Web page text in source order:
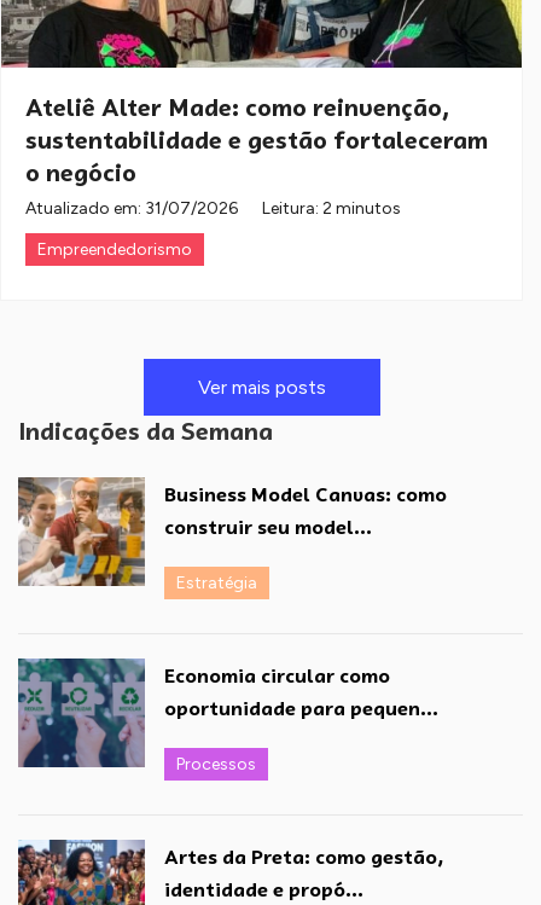
Ateliê Alter Made: como reinvenção,
sustentabilidade e gestão fortaleceram
o negócio
Atualizado em: 31/07/2026
Leitura: 2 minutos
Empreendedorismo
Ver mais posts
Indicações da Semana
Business Model Canvas: como
construir seu model...
Estratégia
Economia circular como
oportunidade para pequen...
Processos
Artes da Preta: como gestão,
identidade e propó...